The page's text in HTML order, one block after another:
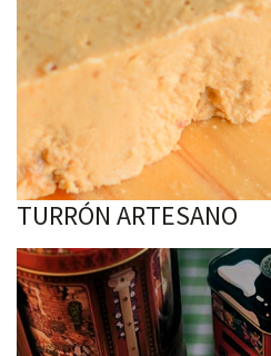
TURRÓN ARTESANO